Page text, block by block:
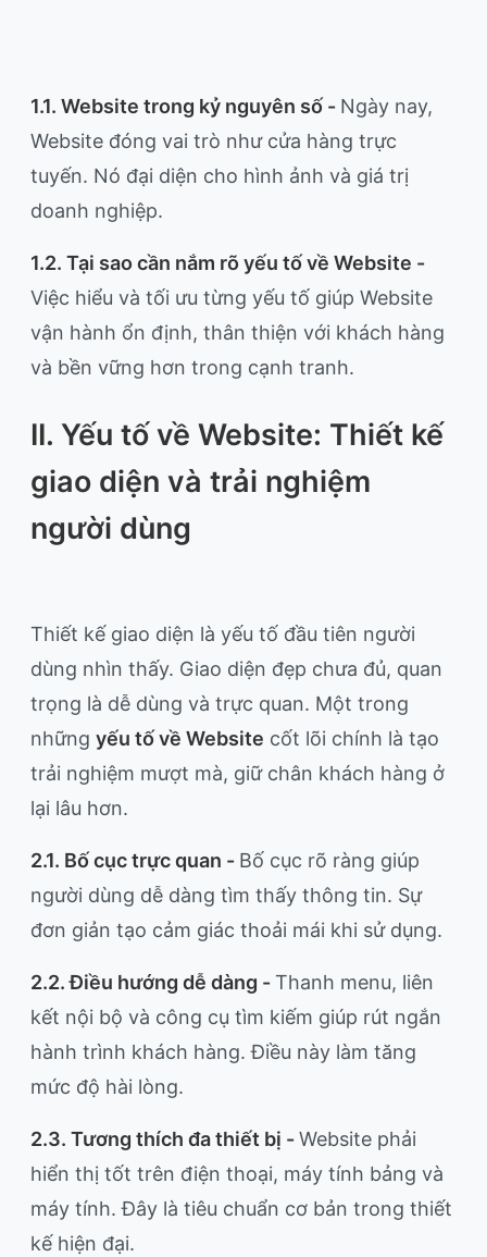
1.1. Website trong kỷ nguyên số - Ngày nay,
Website đóng vai trò như cửa hàng trực
tuyến. Nó đại diện cho hình ảnh và giá trị
doanh nghiệp.
1.2. Tại sao cần nắm rõ yếu tố về Website -
Việc hiểu và tối ưu từng yếu tố giúp Website
vận hành ổn định, thân thiện với khách hàng
và bền vững hơn trong cạnh tranh.
II. Yếu tố về Website: Thiết kế
giao diện và trải nghiệm
người dùng
Thiết kế giao diện là yếu tố đầu tiên người
dùng nhìn thấy. Giao diện đẹp chưa đủ, quan
trọng là dễ dùng và trực quan. Một trong
những yếu tố về Website cốt lõi chính là tạo
trải nghiệm mượt mà, giữ chân khách hàng ở
lại lâu hơn.
2.1. Bố cục trực quan - Bố cục rõ ràng giúp
người dùng dễ dàng tìm thấy thông tin. Sự
đơn giản tạo cảm giác thoải mái khi sử dụng.
2.2. Điều hướng dễ dàng -Thanh menu, liên
kết nội bộ và công cụ tìm kiếm giúp rút ngắn
hành trình khách hàng. Điều này làm tăng
mức độ hài lòng.
2.3. Tương thích đa thiết bị -Website phải
hiển thị tốt trên điện thoại, máy tính bảng và
máy tính. Đây là tiêu chuẩn cơ bản trong thiết
kế hiện đại.